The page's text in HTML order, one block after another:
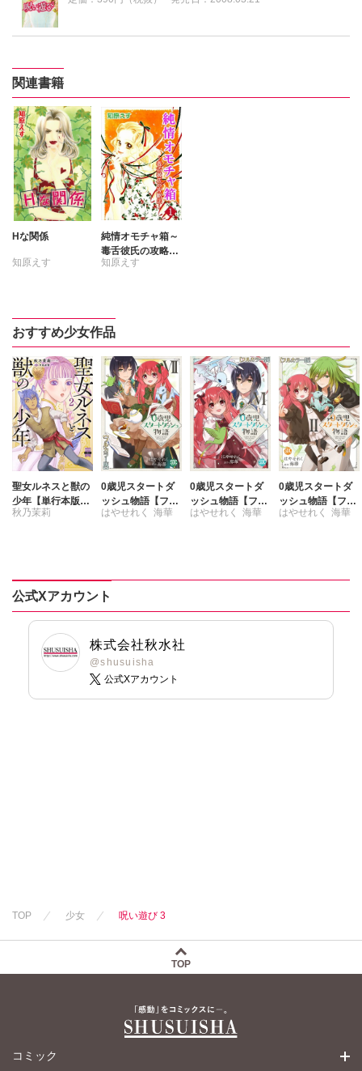
関連書籍
Hな関係
知原えす
純情オモチャ箱～
毒舌彼氏の攻略法
～
知原えす
おすすめ少女作品
聖女ルネスと獣の
少年【単行本版】
2
秋乃茉莉
0歳児スタートダ
ッシュ物語【フル
カラー版】【単行
はやせれく 海華
0歳児スタートダ
ッシュ物語【フル
カラー版】【単行
はやせれく 海華
0歳児スタートダ
ッシュ物語【フル
カラー版】【単行
はやせれく 海華
公式Xアカウント
株式会社秋水社
@shusuisha
公式Xアカウント
TOP 少女 呪い遊び 3
TOP
コミック